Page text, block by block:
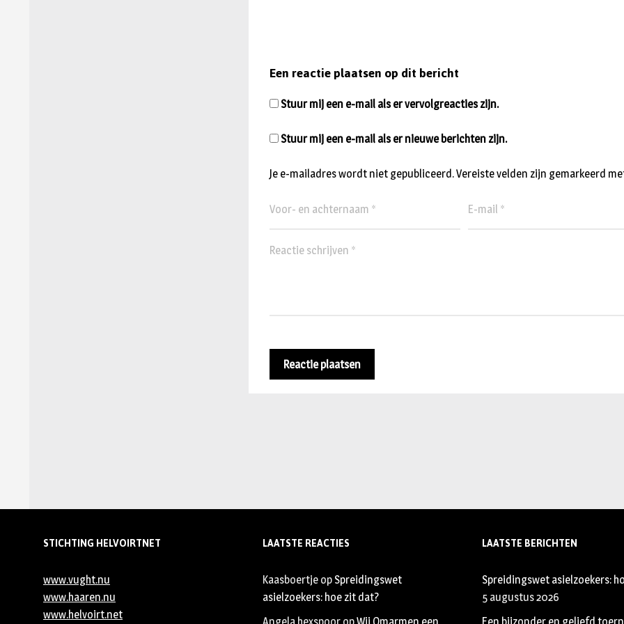
Een reactie plaatsen op dit bericht
Je e-mailadres wordt niet gepubliceerd.Vereiste velden zijn gemarkeerd
Stuur mij een e-mail als er vervolgreacties zijn.
Stuur mij een e-mail als er nieuwe berichten zijn.
STICHTING HELVOIRTNET
www.vught.nu
www.haaren.nu
www.helvoirt.net
LAATSTE REACTIES
Kaasboertje op Spreidingswet
asielzoekers: hoe zit dat?
LAATSTE BERICHTEN
Spreidingswet asielzoekers:
5 augustus 2026